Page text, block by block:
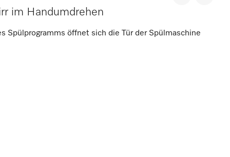
im Handumdrehen
Spülprogramms öffnet sich die Tür der Spülmaschine